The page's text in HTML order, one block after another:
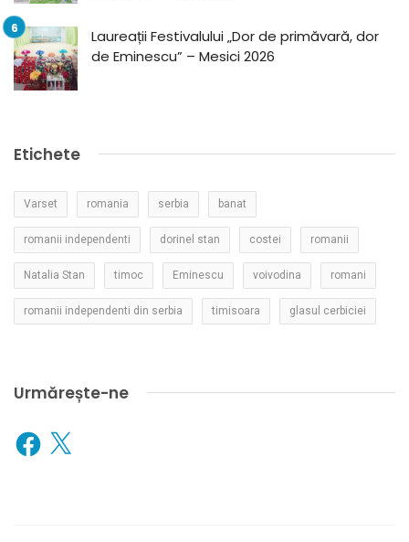
Laureații Festivalului „Dor de primăvară, dor
de Eminescu” – Mesici 2026
Etichete
Varset romania serbia banat
romanii independenti dorinel stan costei romanii
Natalia Stan timoc Eminescu voivodina romani
romanii independenti din serbia timisoara glasul cerbiciei
Urmărește-ne
Facebook
X